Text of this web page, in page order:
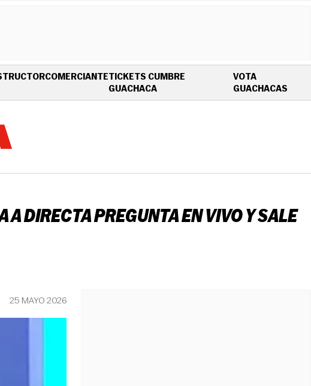
COMERCIANTETICKETS CUMBRE
GUACHACAOPENS IN NEW WINDOW
VOTA
GUACHACAS
DIRECTA PREGUNTA EN VIVO Y SALE
25 MAYO 2026